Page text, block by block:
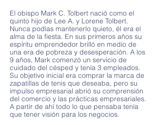
El obispo Mark C. Tolbert nació como el
quinto hijo de Lee A. y Lorene Tolbert.
Nunca podías mantenerlo quieto, él era el
alma de la fiesta. En sus primeros años su
espíritu emprendedor brilló en medio de
una era de pobreza y desesperación. A los
9 años, Mark comenzó un servicio de
cuidado del césped y tenía 3 empleados.
Su objetivo inicial era comprar la marca de
zapatillas de tenis que deseaba, pero su
impulso empresarial abrió su comprensión
del comercio y las prácticas empresariales.
A partir de ahí todo lo que pensaba tenía
que tener visión para los negocios.